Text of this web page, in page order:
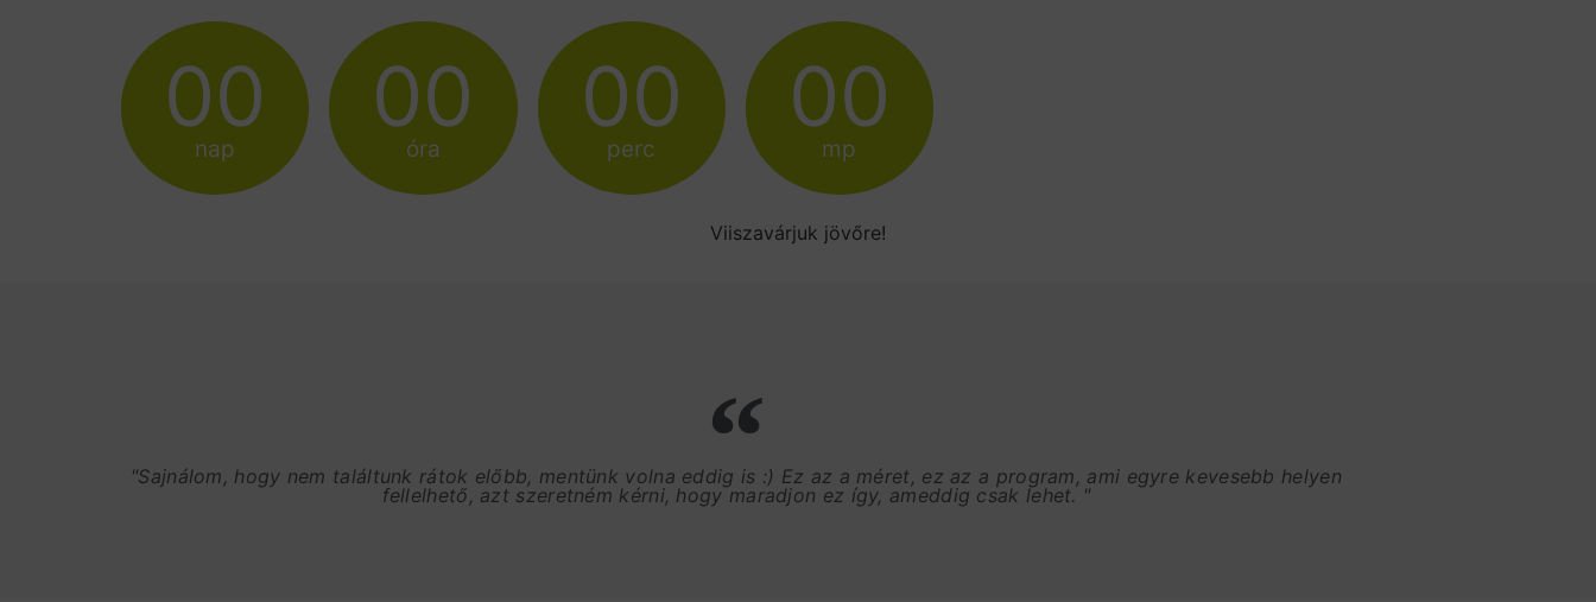
00
nap
00
óra
00
perc
00
mp
Viiszavárjuk jövőre!
"Sajnálom, hogy nem találtunk rátok előbb, mentünk volna eddig is :) Ez az a méret, ez az a program, ami egyre kevesebb helyen
fellelhető, azt szeretném kérni, hogy maradjon ez így, ameddig csak lehet. "